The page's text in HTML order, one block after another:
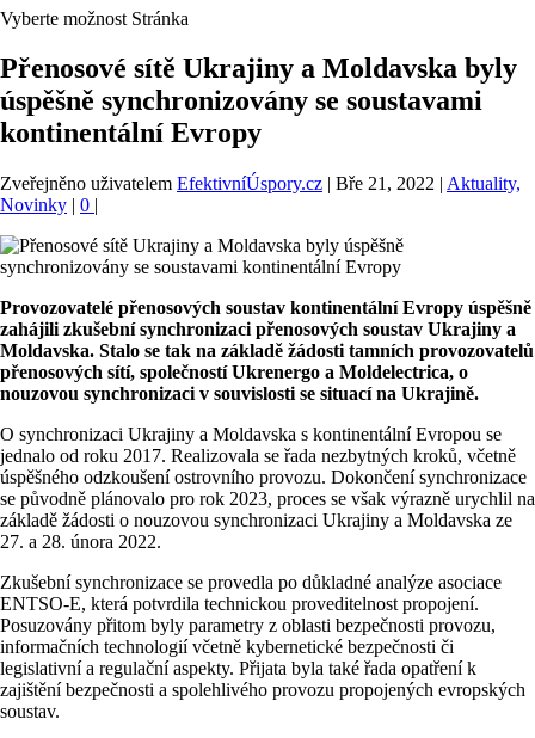
Vyberte možnost Stránka
Přenosové sítě Ukrajiny a Moldavska byly
úspěšně synchronizovány se soustavami
kontinentální Evropy
Zveřejněno uživatelem EfektivníÚspory.cz | Bře 21, 2022 | Aktuality,
Novinky | 0 |
Provozovatelé přenosových soustav kontinentální Evropy úspěšně
zahájili zkušební synchronizaci přenosových soustav Ukrajiny a
Moldavska. Stalo se tak na základě žádosti tamních provozovatelů
přenosových sítí, společností Ukrenergo a Moldelectrica, o
nouzovou synchronizaci v souvislosti se situací na Ukrajině.
O synchronizaci Ukrajiny a Moldavska s kontinentální Evropou se
jednalo od roku 2017. Realizovala se řada nezbytných kroků, včetně
úspěšného odzkoušení ostrovního provozu. Dokončení synchronizace
se původně plánovalo pro rok 2023, proces se však výrazně urychlil na
základě žádosti o nouzovou synchronizaci Ukrajiny a Moldavska ze
27. a 28. února 2022.
Zkušební synchronizace se provedla po důkladné analýze asociace
ENTSO-E, která potvrdila technickou proveditelnost propojení.
Posuzovány přitom byly parametry z oblasti bezpečnosti provozu,
informačních technologií včetně kybernetické bezpečnosti či
legislativní a regulační aspekty. Přijata byla také řada opatření k
zajištění bezpečnosti a spolehlivého provozu propojených evropských
soustav.